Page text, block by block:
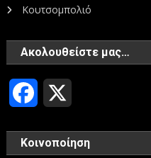
Κουτσομπολιό
Ακολουθείστε μας…
Facebook
Κοινοποίηση